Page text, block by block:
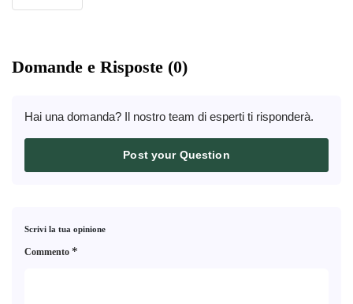
Domande e Risposte (0)
Hai una domanda? Il nostro team di esperti ti risponderà.
Post your Question
Scrivi la tua opinione
Commento *